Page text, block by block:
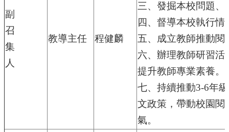
府
視
區
English
副
召
集
人
教導主任 程健麟
三、發掘本校問題、
四、督導本校執行情
五、成立教師推動閱
六、辦理教師研習活
提升教師專業素養。
七、持續推動3-6年
文政策，帶動校園閱
氣。